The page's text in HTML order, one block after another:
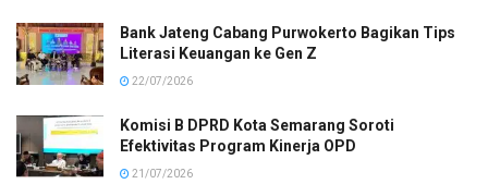
Bank Jateng Cabang Purwokerto Bagikan Tips
Literasi Keuangan ke Gen Z
22/07/2026
Komisi B DPRD Kota Semarang Soroti
Efektivitas Program Kinerja OPD
21/07/2026